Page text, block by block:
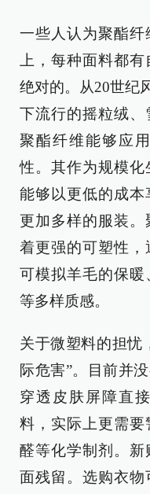
一些人认为聚酯
上，每种面料都
绝对的。从20世纪
下流行的摇粒绒、
聚酯纤维能够应
性。其作为规模化
能够以更低的成
更加多样的服装
着更强的可塑性，
可模拟羊毛的保
等多样质感。
关于微塑料的担忧
际危害”。目前并
穿透皮肤屏障直
料，实际上更需要
醛等化学制剂。新
面残留。选购衣物